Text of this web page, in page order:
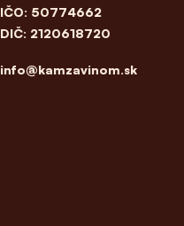
IČO: 50774662
DIČ: 2120618720
info@kamzavinom.sk